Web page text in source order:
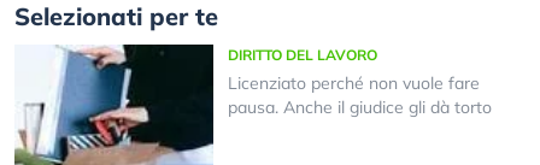
Selezionati per te
DIRITTO DEL LAVORO
Licenziato perché non vuole fare
pausa. Anche il giudice gli dà torto